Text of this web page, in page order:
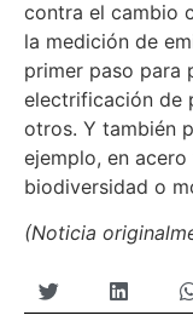
contra el cambio
la medición de
primer paso para
electrificación de
otros. Y también
ejemplo, en
biodiversidad o
(Noticia